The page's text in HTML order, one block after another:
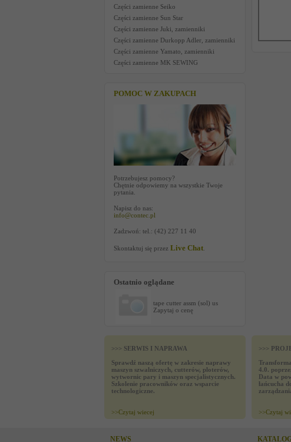
Części zamienne Seiko
Części zamienne Sun Star
Części zamienne Juki, zamienniki
Części zamienne Durkopp Adler, zamienniki
Części zamienne Yamato, zamienniki
Części zamienne MK SEWING
POMOC W ZAKUPACH
Potrzebujesz pomocy?
Chętnie odpowiemy na wszystkie Twoje
pytania.
Napisz do nas:
info@contec.pl
Zadzwoń: tel.: (42) 227 11 40
Skontaktuj się przez Live Chat
Ostatnio oglądane
tape cutter assm (sol) us
Zapytaj o cenę
>>> SERWIS I NAPRAWA
Sprawdź naszą ofertę w zakresie naprawy
maszyn szwalniczych, cutterów, ploterów,
wytwornic pary i maszyn specjalistycznych.
Szkolenie pracowników oraz wsparcie
technologiczne.
>>Czytaj wiecej
>>>
4.0.
Data w
łańcucha
>>Czytaj
NEWS